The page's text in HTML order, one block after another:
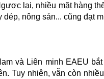
lại, nhiều mặt hàng
nông sản... cũng đạt
và Liên minh EAEU
Tuy nhiên, vẫn còn